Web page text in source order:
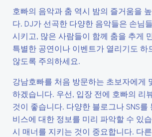
호빠의 음악과 춤 역시 밤의 즐거움을
다. DJ가 선곡한 다양한 음악들은 손님
시키고, 많은 사람들이 함께 춤을 추게
특별한 공연이나 이벤트가 열리기도 하
않도록 주의하세요.
강남호빠를 처음 방문하는 초보자에게
하겠습니다. 우선, 입장 전에 호빠의 리
것이 좋습니다. 다양한 블로그나 SNS를
비스에 대한 정보를 미리 파악할 수 있
시 매너를 지키는 것이 중요합니다. 다